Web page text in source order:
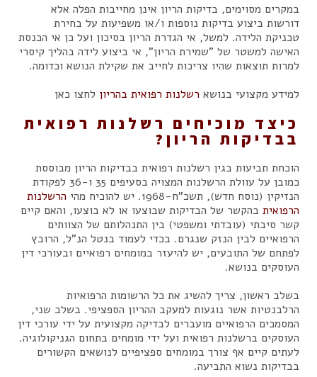
במקרים מסוימים, בדיקות הריון אינן מחייבות הפלה אלא
דורשות ביצוע בדיקות נוספות ו/או משפיעות על בחירת
טכניקת הלידה. למשל, אי הגדרת הריון בסיכון ועל כן אי הכנסת
האישה למשטר של "שמירת הריון", אי ביצוע לידה בהליך קיסרי
למרות תוצאות שהיו צריכות לחייב את שקילת הנושא וכדומה.
למידע מקצועי בנושא רשלנות רפואית בהריון לחצו כאן
כיצד מוכיחים רשלנות רפואית
בבדיקות הריון?
הוכחת תביעות בגין רשלנות רפואית בבדיקות הריון מבוססת
כמובן על עוולת הרשלנות המצויה בסעיפים 35 ו-36 לפקודת
הנזיקין (נוסח חדש), תשכ"ח-1968. יש להוכיח מהי
הרשלנות
הרפואית בהקשר של הבדיקות שבוצעו או לא בוצעו, והאם קיים
קשר סיבתי (עובדתי ומשפטי) בין התנהלותם של הצוותים
הרפואיים לבין הנזק שנגרם. בכדי לעמוד בנטל הנ"ל, הרובץ
לפתחם של התובעים, יש להיעזר במומחים רפואיים ובעורכי דין
העוסקים בנושא.
בשלב ראשון, צריך להשיג את כל הרשומות הרפואיות
הרלבנטיות אשר נוגעות למעקב ההריון הספציפי. בשלב שני,
המסמכים הרפואיים מועברים לבדיקה מקצועית על ידי עורכי דין
העוסקים ברשלנות רפואית ועל ידי מומחים בתחום הגניקולוגיה.
לעתים קיים אף צורך במומחים ספציפיים לנושאים הקשורים
בבדיקות נשוא התביעה.